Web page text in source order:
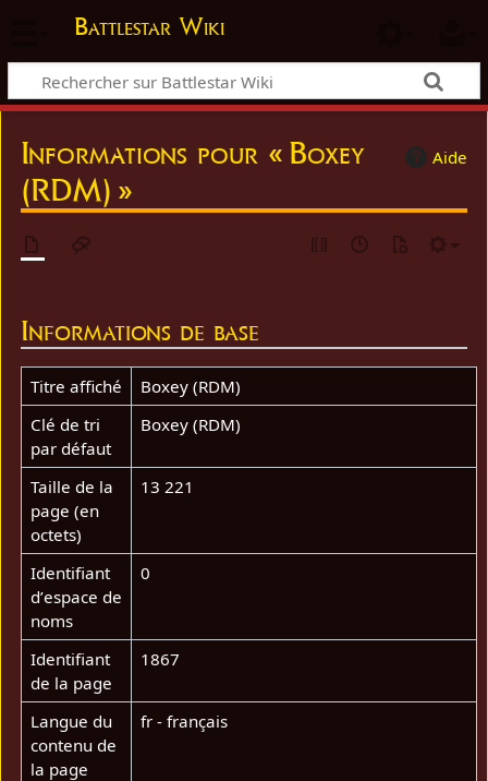
Battlestar Wiki
Aide
Informations pour « Boxey
(RDM) »
Informations de base
Titre affiché
Boxey (RDM)
Clé de tri
par défaut
Boxey (RDM)
Taille de la
page (en
octets)
13 221
Identifiant
dʼespace de
noms
0
Identifiant
de la page
1867
Langue du
contenu de
la page
fr - français